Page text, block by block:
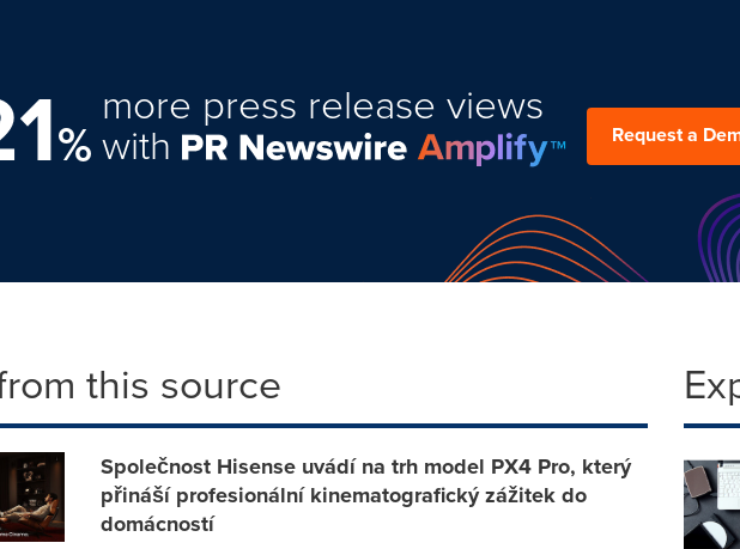
%
more press release views
with Request a
this source
Společnost Hisense uvádí na trh model PX4 Pro, který
přináší profesionální kinematografický zážitek do
domácností